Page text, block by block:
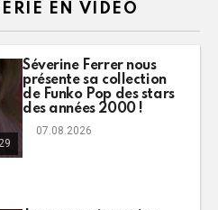
EN VIDÉO
Séverine Ferrer nous
présente sa collection
de Funko Pop des stars
des années 2000 !
07.08.2026